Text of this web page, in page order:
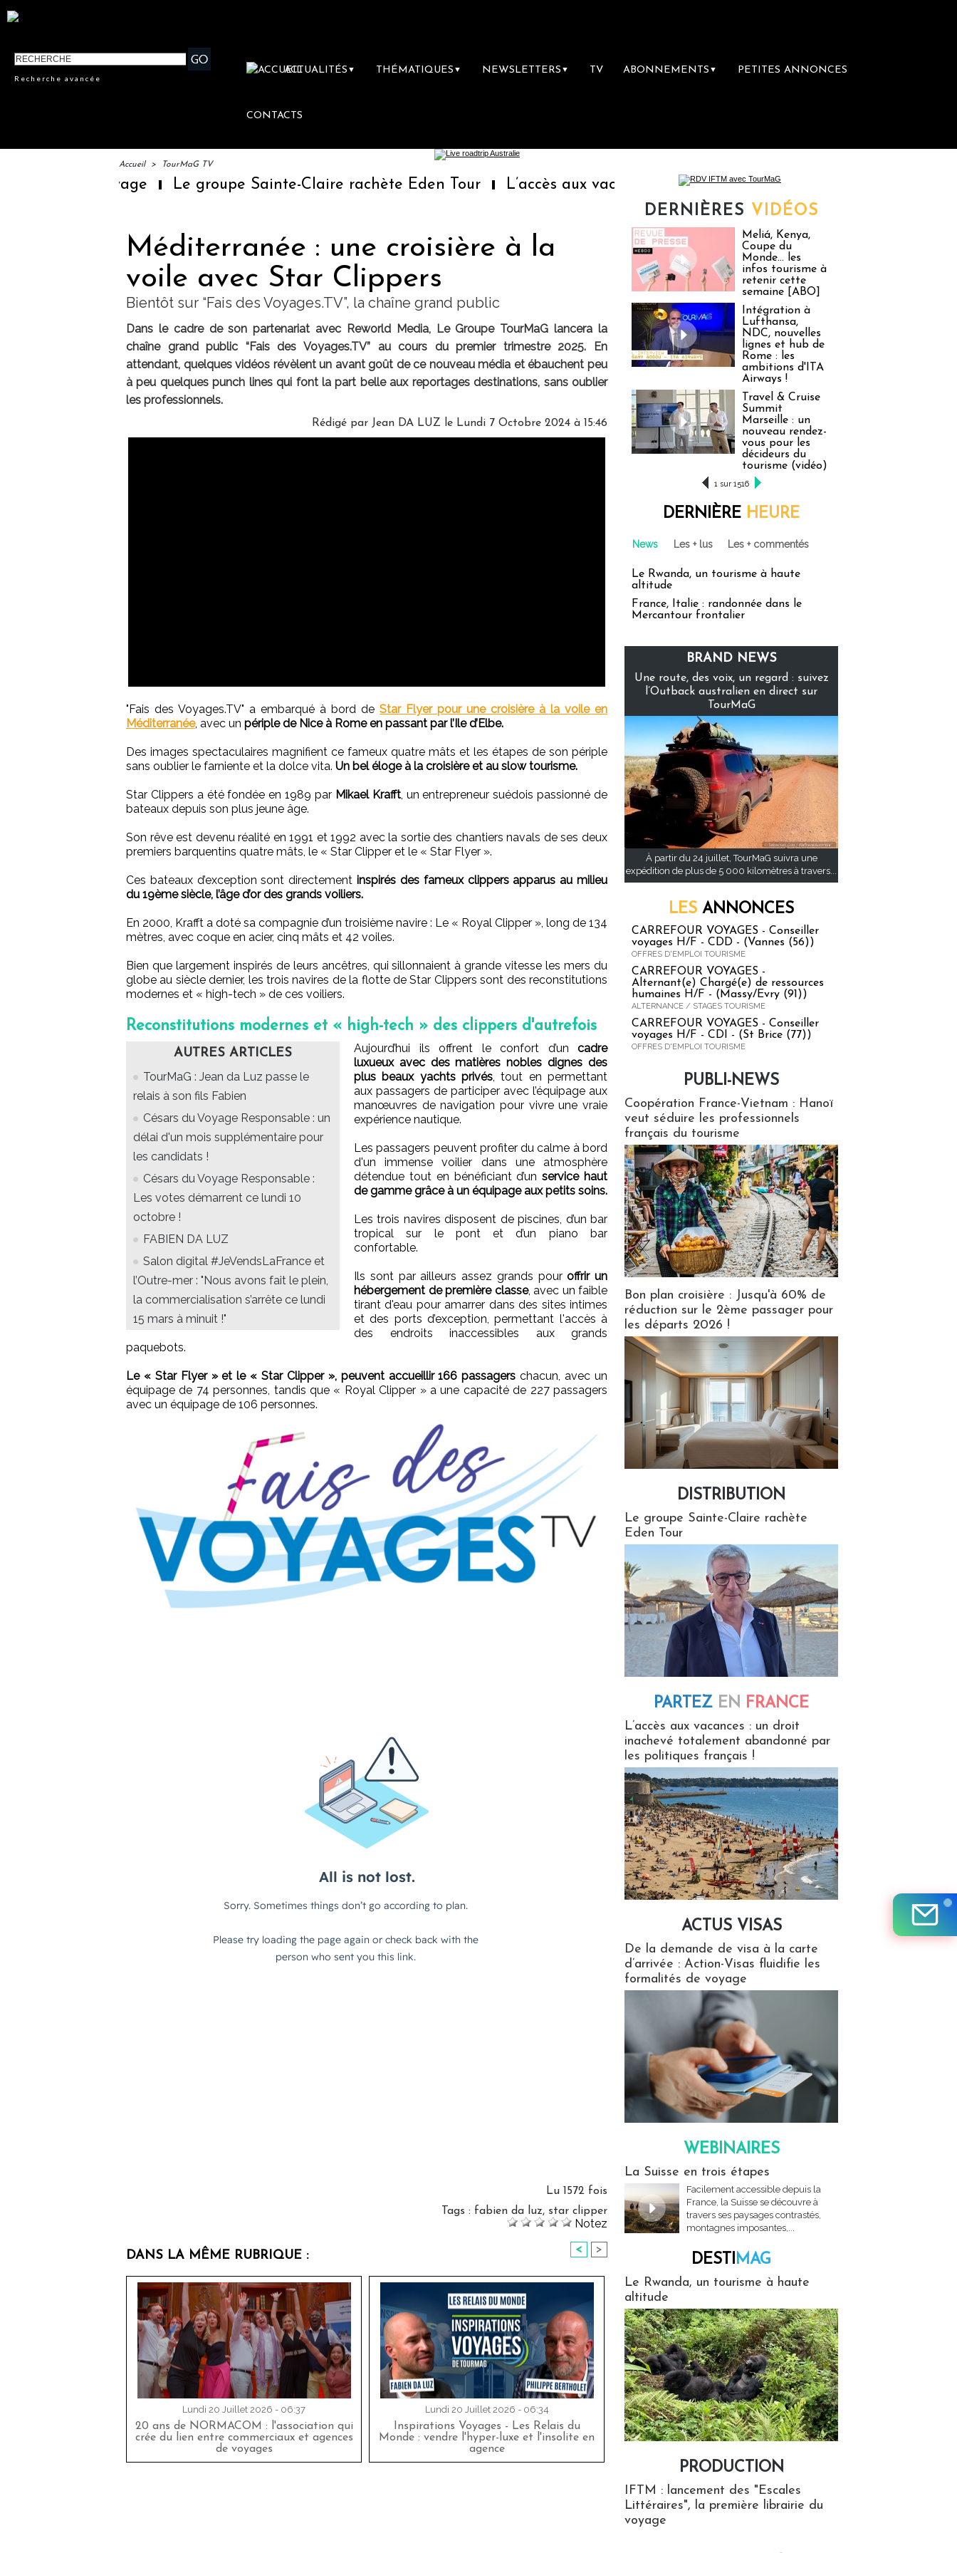
Recherche avancée
ACTUALITÉS ▼ THÉMATIQUES ▼ NEWSLETTERS ▼ TV ABONNEMENTS ▼ PETITES ANNONCES
CONTACTS
Accueil > TourMaG TV
Le groupe Sainte-Claire rachète Eden Tour L’accès aux vacances : un droit inachevé totalement abandonné par les
Méditerranée : une croisière à la
voile avec Star Clippers
Bientôt sur “Fais des Voyages.TV”, la chaîne grand public
Dans le cadre de son partenariat avec Reworld Media, Le Groupe TourMaG lancera la
chaîne grand public “Fais des Voyages.TV” au cours du premier trimestre 2025. En
attendant, quelques vidéos révèlent un avant goût de ce nouveau média et ébauchent peu
à peu quelques punch lines qui font la part belle aux reportages destinations, sans oublier
les professionnels.
Rédigé par Jean DA LUZ le Lundi 7 Octobre 2024 à 15:46
"Fais des Voyages.TV" a embarqué à bord de Star Flyer pour une croisière à la voile en
Méditerranée, avec un périple de Nice à Rome en passant par l’Ile d’Elbe.
Des images spectaculaires magnifient ce fameux quatre mâts et les étapes de son périple
sans oublier le farniente et la dolce vita. Un bel éloge à la croisière et au slow tourisme.
Star Clippers a été fondée en 1989 par Mikael Krafft, un entrepreneur suédois passionné de
bateaux depuis son plus jeune âge.
Son rêve est devenu réalité en 1991 et 1992 avec la sortie des chantiers navals de ses deux
premiers barquentins quatre mâts, le « Star Clipper et le « Star Flyer ».
Ces bateaux d’exception sont directement inspirés des fameux clippers apparus au milieu
du 19ème siècle, l’âge d’or des grands voiliers.
En 2000, Krafft a doté sa compagnie d’un troisième navire : Le « Royal Clipper », long de 134
mètres, avec coque en acier, cinq mâts et 42 voiles.
Bien que largement inspirés de leurs ancêtres, qui sillonnaient à grande vitesse les mers du
globe au siècle dernier, les trois navires de la flotte de Star Clippers sont des reconstitutions
modernes et « high-tech » de ces voiliers.
Reconstitutions modernes et « high-tech » des clippers d'autrefois
AUTRES ARTICLES
TourMaG : Jean da Luz passe le
relais à son fils Fabien
Césars du Voyage Responsable : un
délai d'un mois supplémentaire pour
les candidats !
Césars du Voyage Responsable :
Les votes démarrent ce lundi 10
octobre !
FABIEN DA LUZ
Salon digital #JeVendsLaFrance et
l’Outre-mer : "Nous avons fait le plein,
la commercialisation s’arrête ce lundi
15 mars à minuit !"
Aujourd’hui ils offrent le confort d’un cadre
luxueux avec des matières nobles dignes des
plus beaux yachts privés, tout en permettant
aux passagers de participer avec l’équipage aux
manœuvres de navigation pour vivre une vraie
expérience nautique.
Les passagers peuvent profiter du calme à bord
d'un immense voilier dans une atmosphère
détendue tout en bénéficiant d’unservice haut
de gamme grâce à un équipage aux petits soins.
Les trois navires disposent de piscines, d’un bar
tropical sur le pont et d’un piano bar
confortable.
Ils sont par ailleurs assez grands pouroffrir un
hébergement de première classe, avec un faible
tirant d'eau pour amarrer dans des sites intimes
et des ports d’exception, permettant l'accès à
des endroits inaccessibles aux grands
paquebots.
Le « Star Flyer » et le « Star Clipper », peuvent accueillir 166 passagers chacun, avec un
équipage de 74 personnes, tandis que « Royal Clipper » a une capacité de 227 passagers
avec un équipage de 106 personnes.
Lu 1572 fois
Tags : fabien da luz, star clipper
Notez
DANS LA MÊME RUBRIQUE : < >
Lundi 20 Juillet 2026 - 06:37
20 ans de NORMACOM : l'association qui
crée du lien entre commerciaux et agences
de voyages
Lundi 20 Juillet 2026 - 06:34
Inspirations Voyages - Les Relais du
Monde : vendre l'hyper-luxe et l'insolite en
agence
DERNIÈRES VIDÉOS
Meliá, Kenya,
Coupe du
Monde… les
infos tourisme à
retenir cette
semaine [ABO]
Intégration à
Lufthansa,
NDC, nouvelles
lignes et hub de
Rome : les
ambitions d'ITA
Airways !
Travel & Cruise
Summit
Marseille : un
nouveau rendez-
vous pour les
décideurs du
tourisme (vidéo)
1 sur 1516
DERNIÈRE HEURE
News Les + lus Les + commentés
Le Rwanda, un tourisme à haute
altitude
France, Italie : randonnée dans le
Mercantour frontalier
BRAND NEWS
Une route, des voix, un regard : suivez
l’Outback australien en direct sur
TourMaG
À partir du 24 juillet, TourMaG suivra une
expédition de plus de 5 000 kilomètres à travers...
LES ANNONCES
CARREFOUR VOYAGES - Conseiller
voyages H/F - CDD - (Vannes (56))
OFFRES D'EMPLOI TOURISME
CARREFOUR VOYAGES -
Alternant(e) Chargé(e) de ressources
humaines H/F - (Massy/Evry (91))
ALTERNANCE / STAGES TOURISME
CARREFOUR VOYAGES - Conseiller
voyages H/F - CDI - (St Brice (77))
OFFRES D'EMPLOI TOURISME
PUBLI-NEWS
Coopération France-Vietnam : Hanoï
veut séduire les professionnels
français du tourisme
Bon plan croisière : Jusqu'à 60% de
réduction sur le 2ème passager pour
les départs 2026 !
DISTRIBUTION
Le groupe Sainte-Claire rachète
Eden Tour
PARTEZ EN FRANCE
L’accès aux vacances : un droit
inachevé totalement abandonné par
les politiques français !
ACTUS VISAS
De la demande de visa à la carte
d’arrivée : Action-Visas fluidifie les
formalités de voyage
WEBINAIRES
La Suisse en trois étapes
Facilement accessible depuis la
France, la Suisse se découvre à
travers ses paysages contrastés,
montagnes imposantes,...
DESTIMAG
Le Rwanda, un tourisme à haute
altitude
PRODUCTION
IFTM : lancement des "Escales
Littéraires", la première librairie du
voyage